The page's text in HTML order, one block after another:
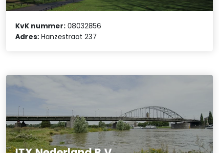
KvK nummer: 08032856
Adres: Hanzestraat 237